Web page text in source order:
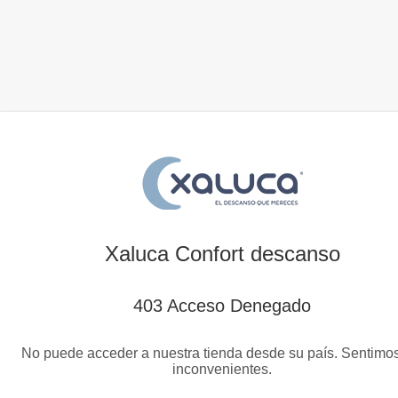
Xaluca Confort descanso
403 Acceso Denegado
No puede acceder a nuestra tienda desde su país.
inconvenientes.